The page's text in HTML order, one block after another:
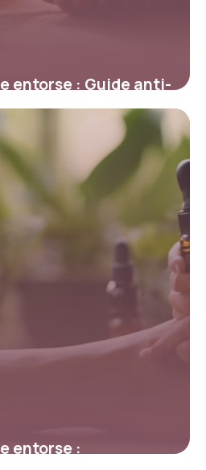
entorse : Guide anti-
entorse :